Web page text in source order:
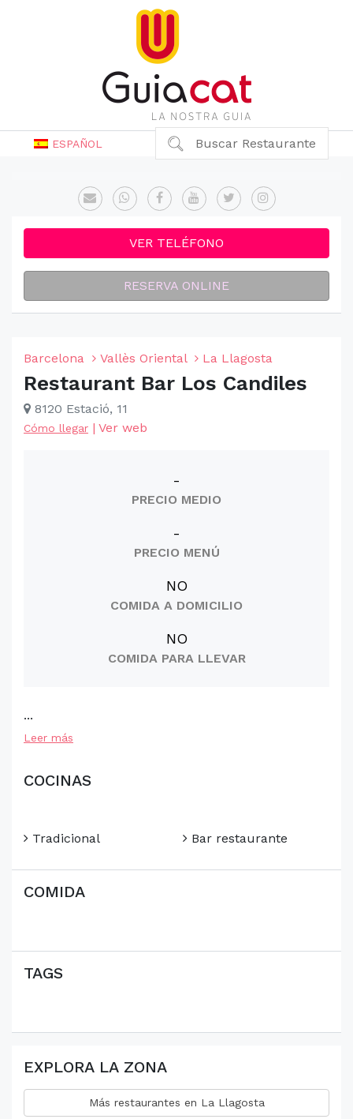
ESPAÑOL Buscar Restaurante
VER TELÉFONO
RESERVA ONLINE
Barcelona Vallès Oriental La Llagosta
Restaurant Bar Los Candiles
8120 Estació, 11
Cómo llegar | Ver web
-
PRECIO MEDIO
-
PRECIO MENÚ
NO
COMIDA A DOMICILIO
NO
COMIDA PARA LLEVAR
...
Leer más
COCINAS
Tradicional Bar restaurante
COMIDA
TAGS
EXPLORA LA ZONA
Más restaurantes en La Llagosta